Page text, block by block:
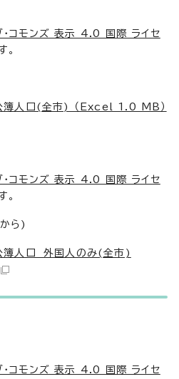
・コモンズ 表示 4.0 国際 ライセ
。
簿人口(全市) （Excel 1.0 MB）
・コモンズ 表示 4.0 国際 ライセ
。
ら)
簿人口 外国人のみ(全市)
・コモンズ 表示 4.0 国際 ライセ